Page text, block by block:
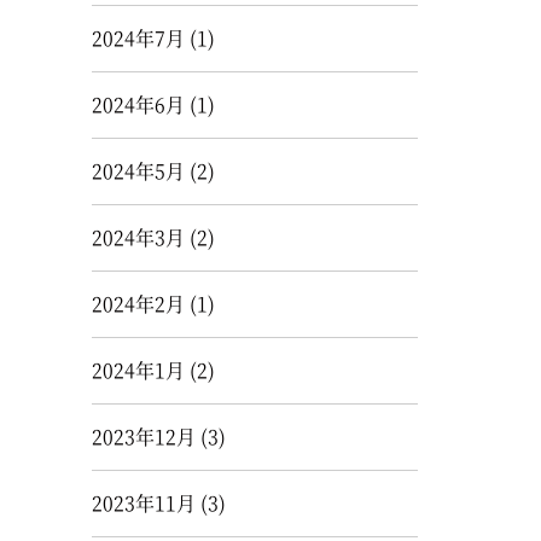
2024年7月 (1)
2024年6月 (1)
2024年5月 (2)
2024年3月 (2)
2024年2月 (1)
2024年1月 (2)
2023年12月 (3)
2023年11月 (3)